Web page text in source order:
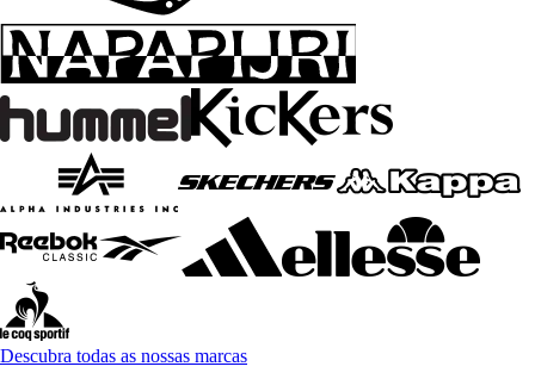
Descubra todas as nossas marcas